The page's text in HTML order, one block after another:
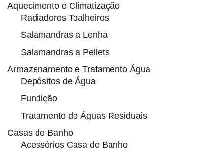
Aquecimento e Climatização
Radiadores Toalheiros
Salamandras a Lenha
Salamandras a Pellets
Armazenamento e Tratamento Água
Depósitos de Água
Fundição
Tratamento de Águas Residuais
Casas de Banho
Acessórios Casa de Banho